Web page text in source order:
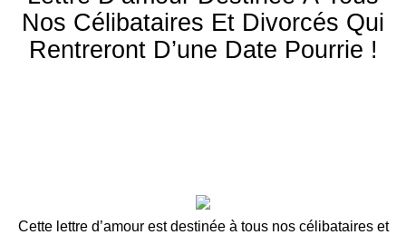
Nos Célibataires Et Divorcés Qui
Rentreront D’une Date Pourrie !
Cette lettre d’amour est destinée à tous nos célibataires et